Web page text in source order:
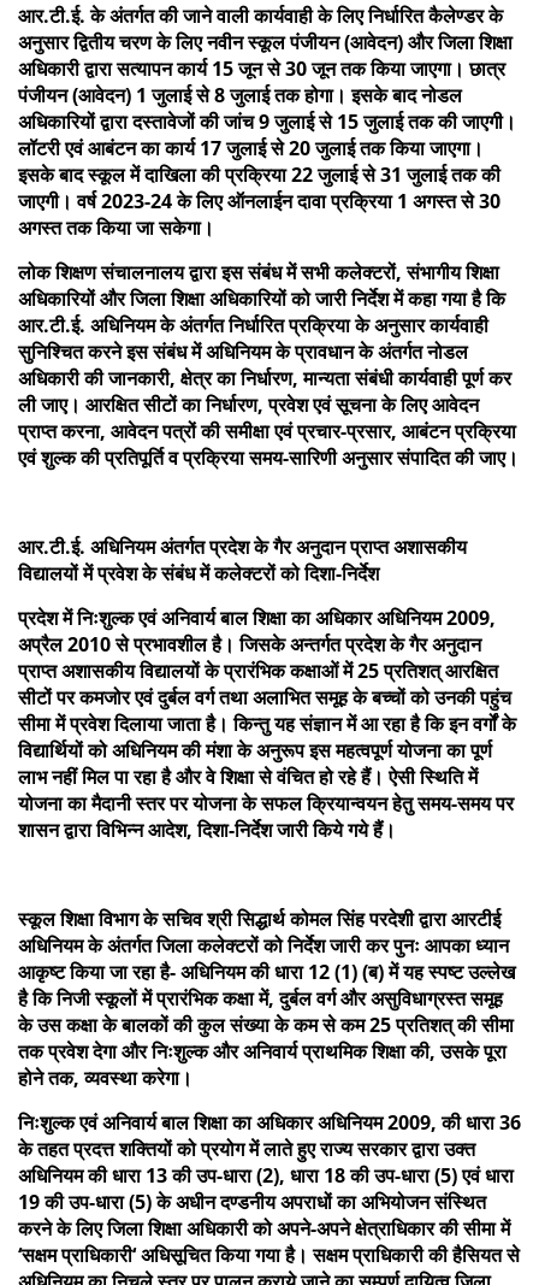
आर.टी.ई. के अंतर्गत की जाने वाली कार्यवाही के लिए निर्धारित कैलेण्डर के
अनुसार द्वितीय चरण के लिए नवीन स्कूल पंजीयन (आवेदन) और जिला शिक्षा
अधिकारी द्वारा सत्यापन कार्य 15 जून से 30 जून तक किया जाएगा। छात्र
पंजीयन (आवेदन) 1 जुलाई से 8 जुलाई तक होगा। इसके बाद नोडल
अधिकारियों द्वारा दस्तावेजों की जांच 9 जुलाई से 15 जुलाई तक की जाएगी।
लॉटरी एवं आबंटन का कार्य 17 जुलाई से 20 जुलाई तक किया जाएगा।
इसके बाद स्कूल में दाखिला की प्रक्रिया 22 जुलाई से 31 जुलाई तक की
जाएगी। वर्ष 2023-24 के लिए ऑनलाईन दावा प्रक्रिया 1 अगस्त से 30
अगस्त तक किया जा सकेगा।
लोक शिक्षण संचालनालय द्वारा इस संबंध में सभी कलेक्टरों, संभागीय शिक्षा
अधिकारियों और जिला शिक्षा अधिकारियों को जारी निर्देश में कहा गया है कि
आर.टी.ई. अधिनियम के अंतर्गत निर्धारित प्रक्रिया के अनुसार कार्यवाही
सुनिश्चित करने इस संबंध में अधिनियम के प्रावधान के अंतर्गत नोडल
अधिकारी की जानकारी, क्षेत्र का निर्धारण, मान्यता संबंधी कार्यवाही पूर्ण कर
ली जाए। आरक्षित सीटों का निर्धारण, प्रवेश एवं सूचना के लिए आवेदन
प्राप्त करना, आवेदन पत्रों की समीक्षा एवं प्रचार-प्रसार, आबंटन प्रक्रिया
एवं शुल्क की प्रतिपूर्ति व प्रक्रिया समय-सारिणी अनुसार संपादित की जाए।
आर.टी.ई. अधिनियम अंतर्गत प्रदेश के गैर अनुदान प्राप्त अशासकीय
विद्यालयों में प्रवेश के संबंध में कलेक्टरों को दिशा-निर्देश
प्रदेश में निःशुल्क एवं अनिवार्य बाल शिक्षा का अधिकार अधिनियम 2009,
अप्रैल 2010 से प्रभावशील है। जिसके अन्तर्गत प्रदेश के गैर अनुदान
प्राप्त अशासकीय विद्यालयों के प्रारंभिक कक्षाओं में 25 प्रतिशत् आरक्षित
सीटों पर कमजोर एवं दुर्बल वर्ग तथा अलाभित समूह के बच्चों को उनकी पहुंच
सीमा में प्रवेश दिलाया जाता है। किन्तु यह संज्ञान में आ रहा है कि इन वर्गों के
विद्यार्थियों को अधिनियम की मंशा के अनुरूप इस महत्वपूर्ण योजना का पूर्ण
लाभ नहीं मिल पा रहा है और वे शिक्षा से वंचित हो रहे हैं। ऐसी स्थिति में
योजना का मैदानी स्तर पर योजना के सफल क्रियान्वयन हेतु समय-समय पर
शासन द्वारा विभिन्न आदेश, दिशा-निर्देश जारी किये गये हैं।
स्कूल शिक्षा विभाग के सचिव श्री सिद्धार्थ कोमल सिंह परदेशी द्वारा आरटीई
अधिनियम के अंतर्गत जिला कलेक्टरों को निर्देश जारी कर पुनः आपका ध्यान
आकृष्ट किया जा रहा है- अधिनियम की धारा 12 (1) (ब) में यह स्पष्ट उल्लेख
है कि निजी स्कूलों में प्रारंभिक कक्षा में, दुर्बल वर्ग और असुविधाग्रस्त समूह
के उस कक्षा के बालकों की कुल संख्या के कम से कम 25 प्रतिशत् की सीमा
तक प्रवेश देगा और निःशुल्क और अनिवार्य प्राथमिक शिक्षा की, उसके पूरा
होने तक, व्यवस्था करेगा।
निःशुल्क एवं अनिवार्य बाल शिक्षा का अधिकार अधिनियम 2009, की धारा 36
के तहत प्रदत्त शक्तियों को प्रयोग में लाते हुए राज्य सरकार द्वारा उक्त
अधिनियम की धारा 13 की उप-धारा (2), धारा 18 की उप-धारा (5) एवं धारा
19 की उप-धारा (5) के अधीन दण्डनीय अपराधों का अभियोजन संस्थित
करने के लिए जिला शिक्षा अधिकारी को अपने-अपने क्षेत्राधिकार की सीमा में
‘सक्षम प्राधिकारी‘ अधिसूचित किया गया है। सक्षम प्राधिकारी की हैसियत से